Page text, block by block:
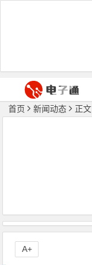
首页 新闻动态 正文
A+